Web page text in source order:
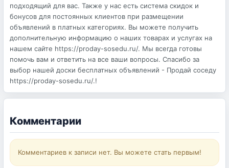
подходящий для вас. Также у нас есть система скидок и
бонусов для постоянных клиентов при размещении
объявлений в платных категориях. Вы можете получить
дополнительную информацию о наших товарах и услугах на
нашем сайте https://proday-sosedu.ru/. Мы всегда готовы
помочь вам и ответить на все ваши вопросы. Спасибо за
выбор нашей доски бесплатных объявлений - Продай соседу
https://proday-sosedu.ru/.!
Комментарии
Комментариев к записи нет. Вы можете стать первым!